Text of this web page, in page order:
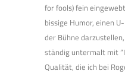
for fools) fein
bissige Humor, einen
der Bühne
ständig untermalt mit
Qualität, die ich bei